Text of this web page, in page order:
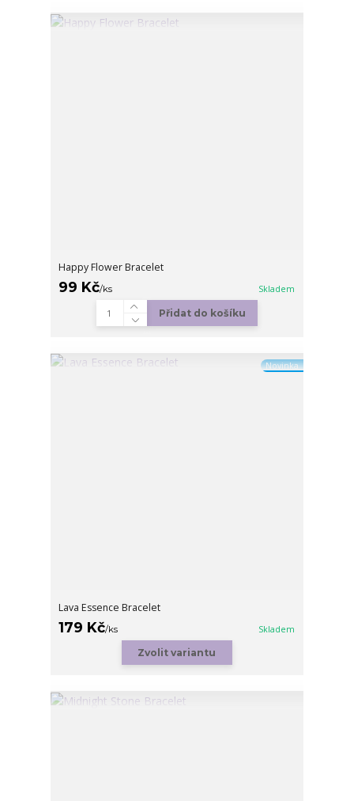
Happy Flower Bracelet
99 Kč/ks Skladem
Přidat do košíku
Novinka
Lava Essence Bracelet
179 Kč/ks Skladem
Zvolit variantu